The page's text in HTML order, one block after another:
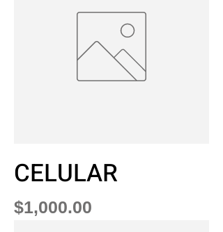
CELULAR
Precio
$1,000.00